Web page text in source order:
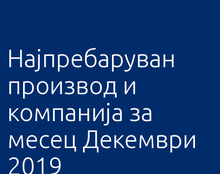
Најпребаруван
производ и
компанија за
месец Декември
2019